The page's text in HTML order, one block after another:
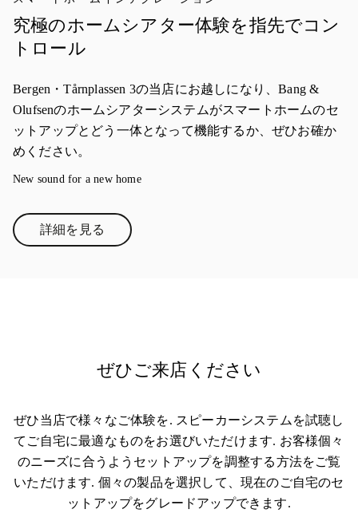
究極のホームシアター体験を指先でコン
トロール
Bergen・Tårnplassen 3の当店にお越しになり、Bang &
Olufsenのホームシアターシステムがスマートホームのセ
ットアップとどう一体となって機能するか、ぜひお確か
めください。
New sound for a new home
詳細を見るLink Opens in New Tab
ぜひご来店ください
ぜひ当店で様々なご体験を. スピーカーシステムを試聴し
てご自宅に最適なものをお選びいただけます. お客様個々
のニーズに合うようセットアップを調整する方法をご覧
いただけます. 個々の製品を選択して、現在のご自宅のセ
ットアップをグレードアップできます.